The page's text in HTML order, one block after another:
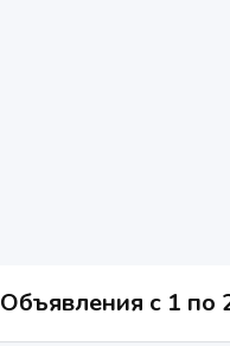
Объявления c 1 по